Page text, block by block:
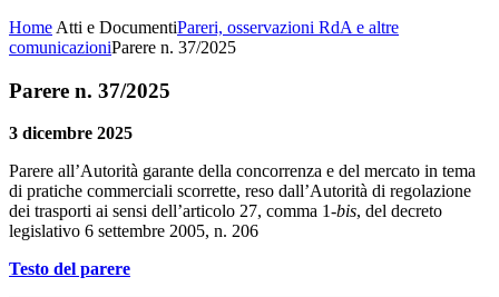
Home Atti e DocumentiPareri, osservazioni RdA e altre
comunicazioniParere n. 37/2025
Parere n. 37/2025
3 dicembre 2025
Parere all’Autorità garante della concorrenza e del mercato in tema
di pratiche commerciali scorrette, reso dall’Autorità di regolazione
dei trasporti ai sensi dell’articolo 27, comma 1-bis, del decreto
legislativo 6 settembre 2005, n. 206
Testo del parere